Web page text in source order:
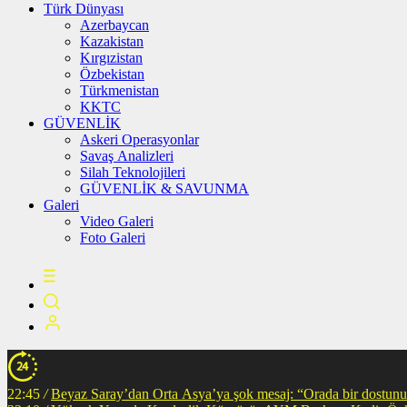
Türk Dünyası
Azerbaycan
Kazakistan
Kırgızistan
Özbekistan
Türkmenistan
KKTC
GÜVENLİK
Askeri Operasyonlar
Savaş Analizleri
Silah Teknolojileri
GÜVENLİK & SAVUNMA
Galeri
Video Galeri
Foto Galeri
22:45 / Beyaz Saray’dan Orta Asya’ya şok mesaj: “Orada bir